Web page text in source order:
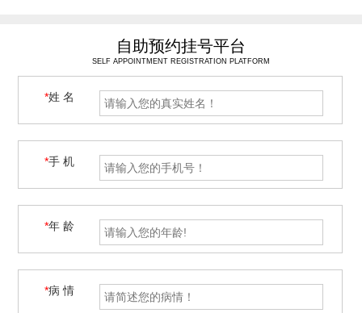
自助预约挂号平台
SELF APPOINTMENT REGISTRATION PLATFORM
*姓 名
*手 机
*年 龄
*病 情